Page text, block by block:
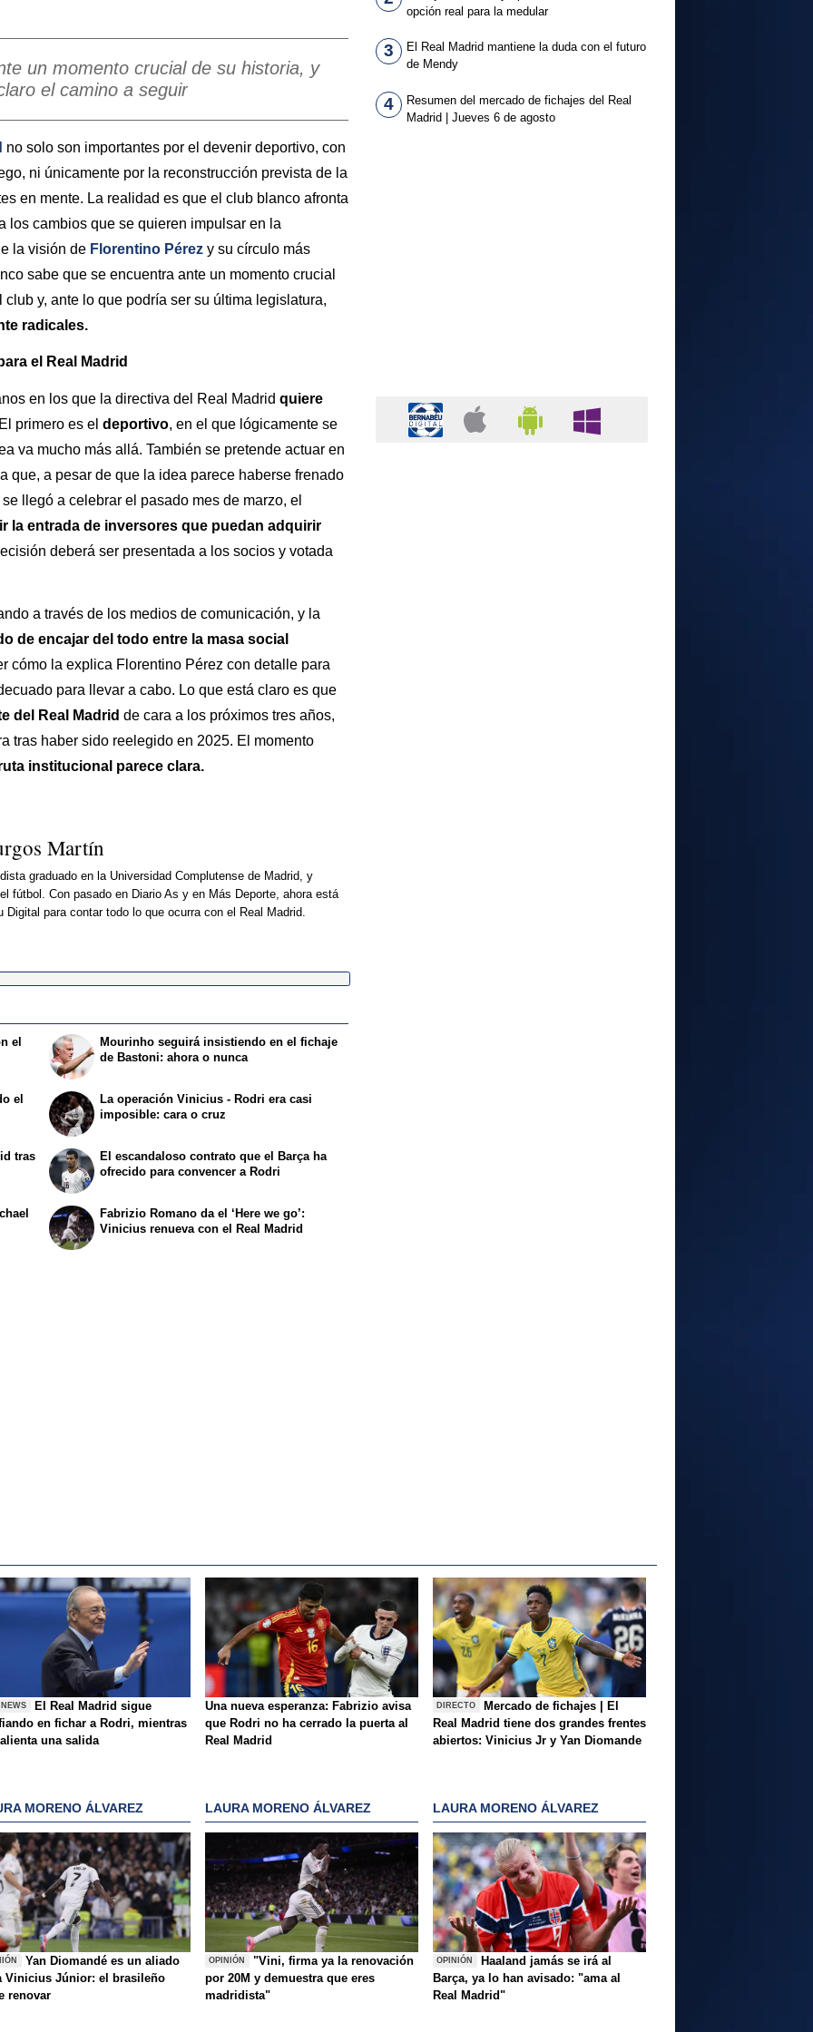
un momento crucial de su historia, y
el camino a seguir
no solo son importantes por el devenir deportivo, con
ni únicamente por la reconstrucción prevista de la
en mente. La realidad es que el club blanco afronta
los cambios que se quieren impulsar en la
la visión de Florentino Pérez y su círculo más
sabe que se encuentra ante un momento crucial
y, ante lo que podría ser su última legislatura,
radicales.
el Real Madrid
en los que la directiva del Real Madrid quiere
primero es el deportivo, en el que lógicamente se
va mucho más allá. También se pretende actuar en
que, a pesar de que la idea parece haberse frenado
llegó a celebrar el pasado mes de marzo, el
la entrada de inversores que puedan adquirir
deberá ser presentada a los socios y votada
a través de los medios de comunicación, y la
de encajar del todo entre la masa social
cómo la explica Florentino Pérez con detalle para
para llevar a cabo. Lo que está claro es que
del Real Madrid de cara a los próximos tres años,
tras haber sido reelegido en 2025. El momento
institucional parece clara.
Martín
graduado en la Universidad Complutense de Madrid, y
fútbol. Con pasado en Diario As y en Más Deporte, ahora está
Digital para contar todo lo que ocurra con el Real Madrid.
el
el
Mourinho seguirá insistiendo en el fichaje
de Bastoni: ahora o nunca
La operación Vinicius - Rodri era casi
imposible: cara o cruz
tras
El escandaloso contrato que el Barça ha
ofrecido para convencer a Rodri
Fabrizio Romano da el ‘Here we go’:
Vinicius renueva con el Real Madrid
opción real para la medular
3
El Real Madrid mantiene la duda con el futuro
de Mendy
4
Resumen del mercado de fichajes del Real
Madrid | Jueves 6 de agosto
El Real Madrid sigue
en fichar a Rodri, mientras
una salida
Una nueva esperanza: Fabrizio avisa
que Rodri no ha cerrado la puerta al
Real Madrid
DIRECTO
Mercado de fichajes | El
Real Madrid tiene dos grandes frentes
abiertos: Vinicius Jr y Yan Diomande
MORENO ÁLVAREZ
Yan Diomandé es un aliado
Vinicius Júnior: el brasileño
renovar
LAURA MORENO ÁLVAREZ
OPINIÓN
"Vini, firma ya la renovación
por 20M y demuestra que eres
madridista"
LAURA MORENO ÁLVAREZ
OPINIÓN
Haaland jamás se irá al
Barça, ya lo han avisado: "ama al
Real Madrid"